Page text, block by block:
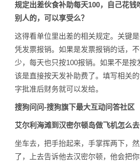
规定出差伙食补助每天100，自己花钱
别人的，可以享受么？
这得看单位里出差的相关规定。关键
凭发票报销。如果是发票报销的话，
少，每天也只按100报销。如果不是按
该是直接按天发补助费了。填写相关
字批准后财务就可以发给。
搜狗问问-搜狗旗下最大互动问答社区
艾尔利海滩到汉密尔顿岛做飞机怎么去
坐车去，把手抬起来，手掌挥两下，
了，上去告诉他去汉密尔顿，他会把